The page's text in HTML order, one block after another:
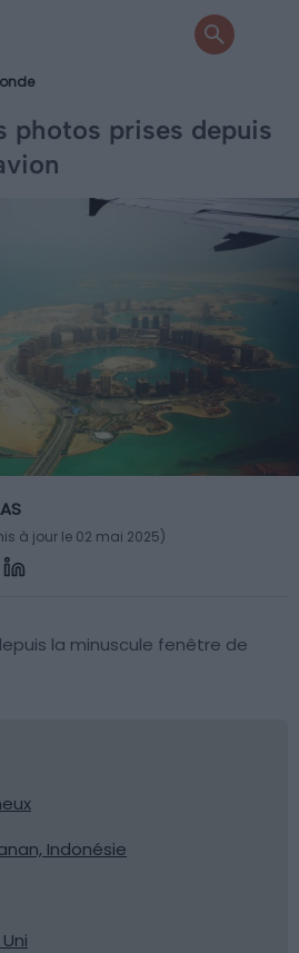
photos prises depuis
à jour le 02 mai 2025)
la minuscule fenêtre de
Indonésie